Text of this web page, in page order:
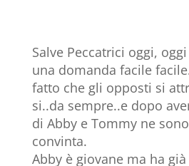
Salve Peccatrici oggi,
una domanda facile
fatto che gli opposti si
si..da sempre..e dopo
di Abby e Tommy ne
convinta.
Abby è giovane ma ha